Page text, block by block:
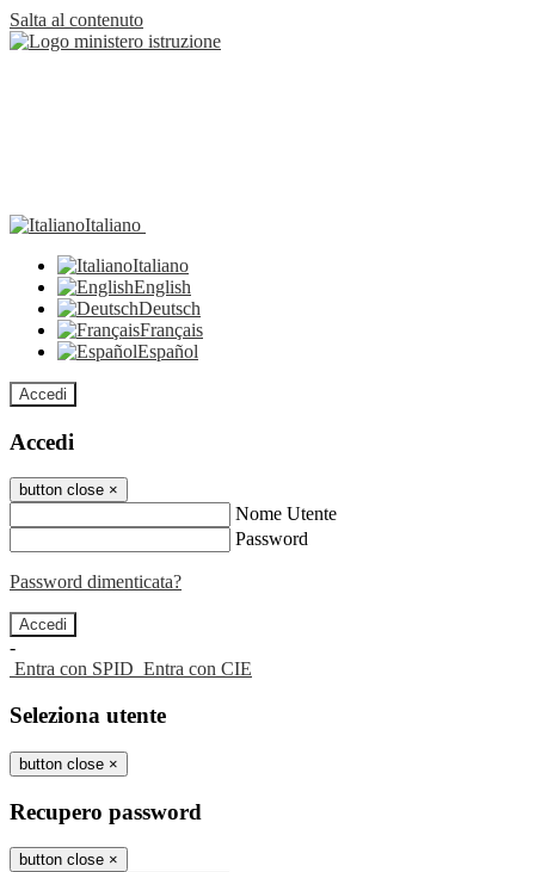
Salta al contenuto
Italiano
Italiano
English
Deutsch
Français
Español
Accedi
Accedi
button close ×
Nome Utente
Password
Password dimenticata?
-
Entra con SPID Entra con CIE
Seleziona utente
button close ×
Recupero password
button close ×